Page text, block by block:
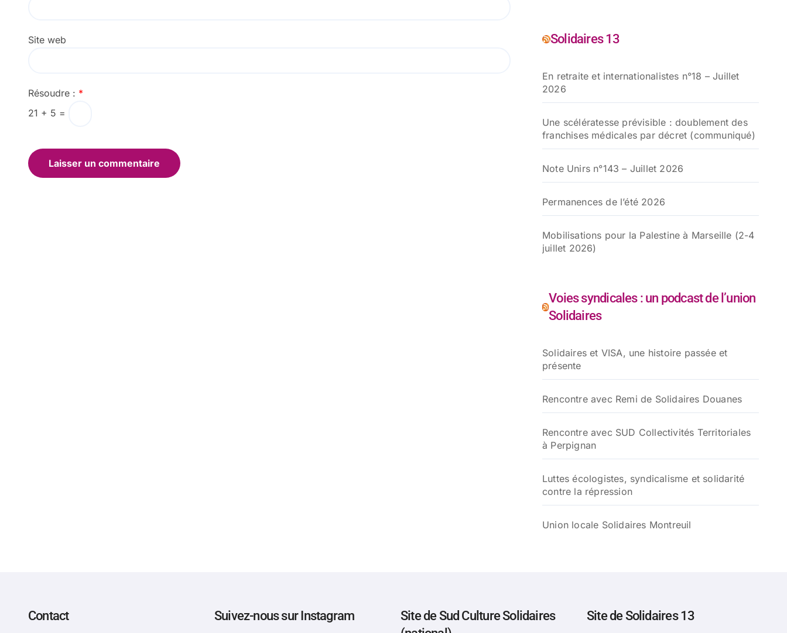
Site web
Résoudre : *
21 + 5 =
Solidaires 13
En retraite et internationalistes n°18 – Juillet
2026
Une scélératesse prévisible : doublement des
franchises médicales par décret (communiqué)
Note Unirs n°143 – Juillet 2026
Permanences de l’été 2026
Mobilisations pour la Palestine à Marseille (2-4
juillet 2026)
Voies syndicales : un podcast de l’union
Solidaires
Solidaires et VISA, une histoire passée et
présente
Rencontre avec Remi de Solidaires Douanes
Rencontre avec SUD Collectivités Territoriales
à Perpignan
Luttes écologistes, syndicalisme et solidarité
contre la répression
Union locale Solidaires Montreuil
Contact Suivez-nous sur Instagram
Site de Sud Culture Solidaires
Site de Solidaires 13